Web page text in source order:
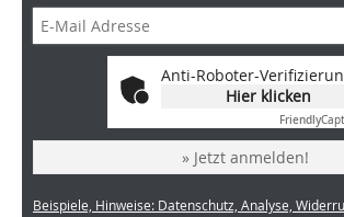
Anti-Roboter-
Hier klicken
Friendly
» Jetzt anmelden!
Beispiele, Hinweise: Datenschutz, Analyse,